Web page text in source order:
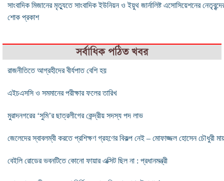
সাংবাদিক মিজানের মৃত্যুতে সাংবাদিক ইউনিয়ন ও ইয়ুথ জার্নালিষ্ট এসোসিয়েশনের
শোক প্রকাশ
সর্বাধিক পঠিত খবর
রাজনীতিতে আগ্রহীদের বীর্যপাত বেশি হয়
এইচএসসি ও সমমানের পরীক্ষার ফলের তারিখ
মুরাদনগরের ‘সুমি’র ছাত্রলীগের কেন্দ্রীয় সদস্য পদ লাভ
জেলেদের স্বাবলম্বী করতে প্রশিক্ষণ গ্রহণের বিকল্প নেই – মোফাজ্জল হোসেন চৌধুরী
বেইলি রোডের ভবনটিতে কোনো ফায়ার এক্সিট ছিল না : প্রধানমন্ত্রী